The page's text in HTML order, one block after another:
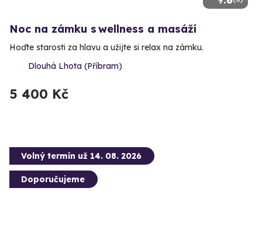
Noc na zámku s wellness a masáží
Hoďte starosti za hlavu a užijte si relax na zámku.
Dlouhá Lhota (Příbram)
5 400 Kč
Volný termín už 14. 08. 2026
Doporučujeme